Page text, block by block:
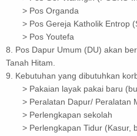
> Pos Organda
> Pos Gereja Katholik Entrop
> Pos Youtefa
8. Pos Dapur Umum (DU) akan
Tanah Hitam.
9. Kebutuhan yang dibutuhkan
> Pakaian layak pakai baru
> Peralatan Dapur/ Peralatan
> Perlengkapan sekolah
> Perlengkapan Tidur (Kasur,